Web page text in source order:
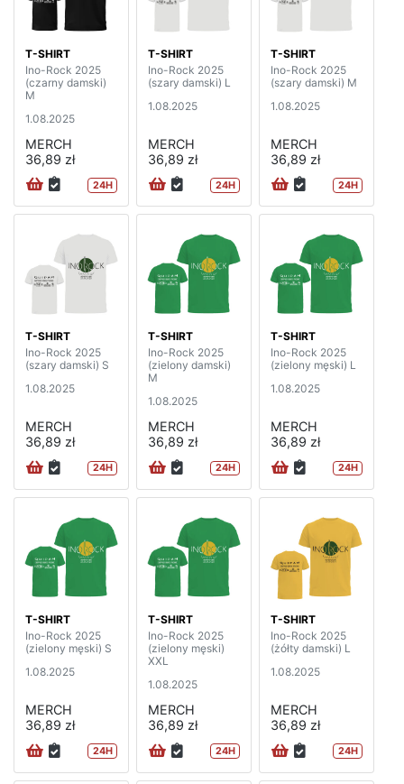
T-SHIRT
Ino-Rock 2025
(czarny damski)
M
1.08.2025
MERCH
36,89 zł
24H
T-SHIRT
Ino-Rock 2025
(szary damski) L
1.08.2025
MERCH
36,89 zł
24H
T-SHIRT
Ino-Rock 2025
(szary damski) M
1.08.2025
MERCH
36,89 zł
24H
T-SHIRT
Ino-Rock 2025
(szary damski) S
1.08.2025
MERCH
36,89 zł
24H
T-SHIRT
Ino-Rock 2025
(zielony damski)
M
1.08.2025
MERCH
36,89 zł
24H
T-SHIRT
Ino-Rock 2025
(zielony męski) L
1.08.2025
MERCH
36,89 zł
24H
T-SHIRT
Ino-Rock 2025
(zielony męski) S
1.08.2025
MERCH
36,89 zł
24H
T-SHIRT
Ino-Rock 2025
(zielony męski)
XXL
1.08.2025
MERCH
36,89 zł
24H
T-SHIRT
Ino-Rock 2025
(żółty damski) L
1.08.2025
MERCH
36,89 zł
24H